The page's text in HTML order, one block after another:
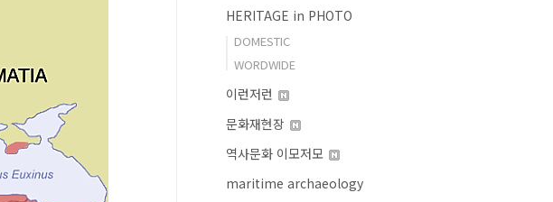
HERITAGE in PHOTO
DOMESTIC
WORDWIDE
이런저런
문화재현장
역사문화 이모저모
maritime archaeology